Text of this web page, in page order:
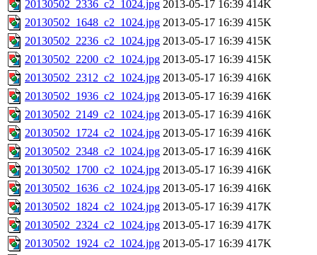
20130502_2336_c2_1024.jpg 2013-05-17 16:39 414K
20130502_1648_c2_1024.jpg 2013-05-17 16:39 415K
20130502_2236_c2_1024.jpg 2013-05-17 16:39 415K
20130502_2200_c2_1024.jpg 2013-05-17 16:39 415K
20130502_2312_c2_1024.jpg 2013-05-17 16:39 416K
20130502_1936_c2_1024.jpg 2013-05-17 16:39 416K
20130502_2149_c2_1024.jpg 2013-05-17 16:39 416K
20130502_1724_c2_1024.jpg 2013-05-17 16:39 416K
20130502_2348_c2_1024.jpg 2013-05-17 16:39 416K
20130502_1700_c2_1024.jpg 2013-05-17 16:39 416K
20130502_1636_c2_1024.jpg 2013-05-17 16:39 416K
20130502_1824_c2_1024.jpg 2013-05-17 16:39 417K
20130502_2324_c2_1024.jpg 2013-05-17 16:39 417K
20130502_1924_c2_1024.jpg 2013-05-17 16:39 417K